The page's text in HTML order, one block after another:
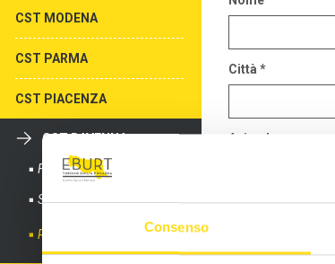
Consenso
CST MODENA
CST PARMA
CST PIACENZA
CST RAVENNA
Formazione gratuita
Sportelli informativi
Richiedi info
Città *
Azienda
Messaggio